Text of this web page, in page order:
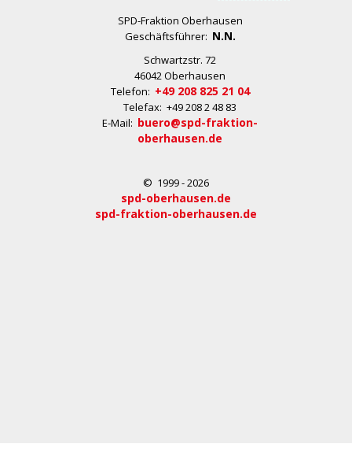
SPD-Fraktion Oberhausen
Geschäftsführer: N.N.
Schwartzstr. 72
46042 Oberhausen
Telefon: +49 208 825 21 04
Telefax: +49 208 2 48 83
E-Mail: buero@spd-fraktion-
oberhausen.de
© 1999 - 2026
spd-oberhausen.de
spd-fraktion-oberhausen.de